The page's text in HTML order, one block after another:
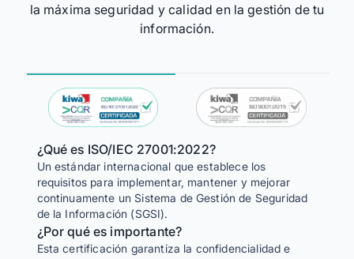
la máxima seguridad y calidad en la gestión de tu
información.
¿Qué es ISO/IEC 27001:2022?
Un estándar internacional que establece los
requisitos para implementar, mantener y mejorar
continuamente un Sistema de Gestión de Seguridad
de la Información (SGSI).
¿Por qué es importante?
Esta certificación garantiza la confidencialidad e